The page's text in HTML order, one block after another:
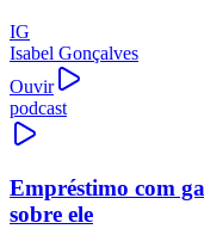
IG
Isabel Gonçalves
Ouvir
podcast
Empréstimo com
sobre ele